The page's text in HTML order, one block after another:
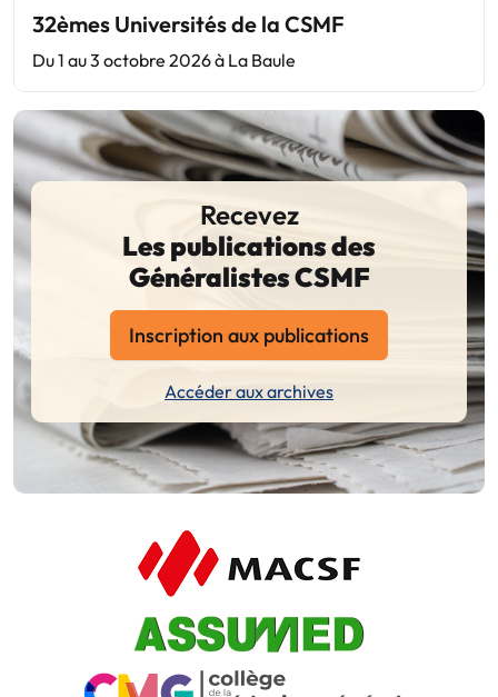
32èmes Universités de la CSMF
Du 1 au 3 octobre 2026 à La Baule
Recevez
Les publications des
Généralistes CSMF
Inscription aux publications
Accéder aux archives